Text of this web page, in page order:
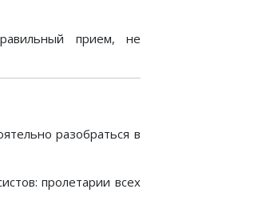
прием, не
разобраться в
пролетарии всех